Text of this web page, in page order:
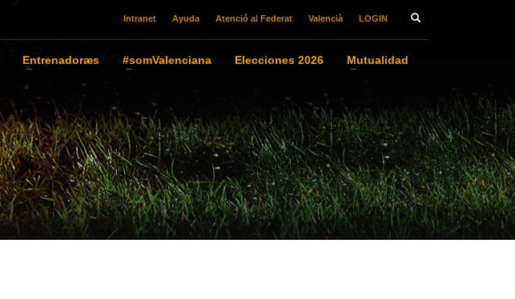
Intranet Ayuda Atenció al Federat Valencià LOGIN
Entrenadoræs #somValenciana Elecciones 2026
Mutualidad